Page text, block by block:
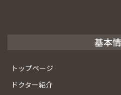
基本
トップページ
ドクター紹介